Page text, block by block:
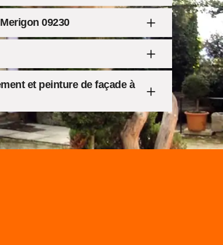
09230
et peinture de façade à